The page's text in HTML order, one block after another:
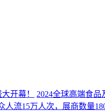
开幕！
2024全球高端食品
流15万人次，展商数量